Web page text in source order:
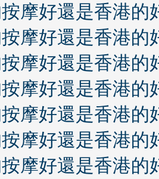
摩好還是香港的
摩好還是香港的
摩好還是香港的
摩好還是香港的
摩好還是香港的
摩好還是香港的
摩好還是香港的